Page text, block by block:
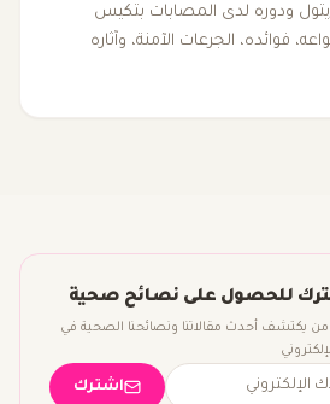
ودوره لدى المصابات بتكيس
فوائده، الجرعات الآمنة، وآثاره
للحصول على نصائح صحية
يكتشف أحدث مقالاتنا ونصائحنا الصحية في
اشترك